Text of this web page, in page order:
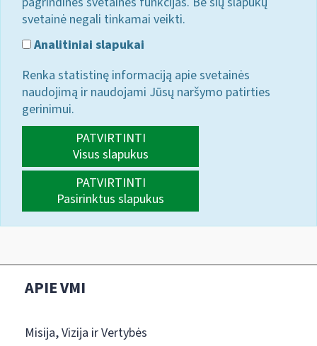
svetainė negali tinkamai veikti.
Analitiniai slapukai
Renka statistinę informaciją apie svetainės
naudojimą ir naudojami Jūsų naršymo patirties
gerinimui.
PATVIRTINTI
Visus slapukus
PATVIRTINTI
Pasirinktus slapukus
APIE VMI
Misija, Vizija ir Vertybės